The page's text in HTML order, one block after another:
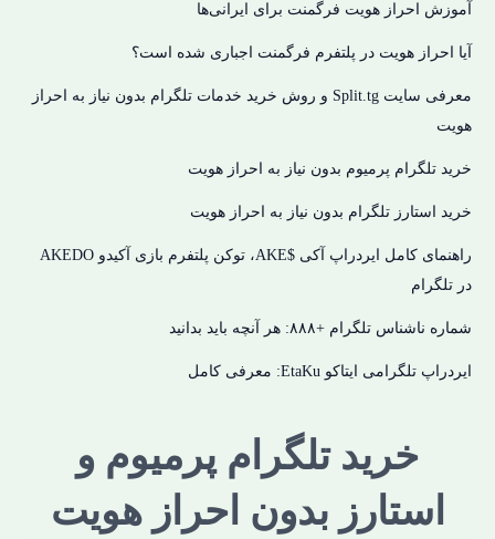
آموزش احراز هویت فرگمنت برای ایرانی‌ها
آیا احراز هویت در پلتفرم فرگمنت اجباری شده است؟
معرفی سایت Split.tg و روش خرید خدمات تلگرام بدون نیاز به احراز
هویت
خرید تلگرام پرمیوم بدون نیاز به احراز هویت
خرید استارز تلگرام بدون نیاز به احراز هویت
راهنمای کامل ایردراپ آکی $AKE، توکن پلتفرم بازی آکیدو AKEDO
در تلگرام
شماره ناشناس تلگرام +۸۸۸: هر آنچه باید بدانید
ایردراپ تلگرامی ایتاکو EtaKu: معرفی کامل
خرید تلگرام پرمیوم و
استارز بدون احراز هویت